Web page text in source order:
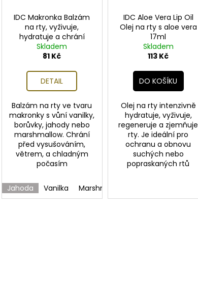
IDC Makronka Balzám
na rty, vyživuje,
hydratuje a chrání
Skladem
81 Kč
DETAIL
Balzám na rty ve tvaru
makronky s vůní vanilky,
borůvky, jahody nebo
marshmallow. Chrání
před vysušováním,
větrem, a chladným
počasím
Jahoda Vanilka Marshmallow
IDC Aloe Vera Lip Oil
Olej na rty s aloe vera
17ml
Skladem
113 Kč
DO KOŠÍKU
Olej na rty intenzivně
hydratuje, vyživuje,
regeneruje a zjemňuje
rty. Je ideální pro
ochranu a obnovu
suchých nebo
popraskaných rtů